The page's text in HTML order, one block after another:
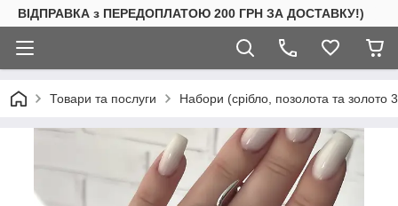
ВІДПРАВКА з ПЕРЕДОПЛАТОЮ 200 ГРН ЗА ДОСТАВКУ!)
Товари та послуги Набори (срібло, позолота та золото